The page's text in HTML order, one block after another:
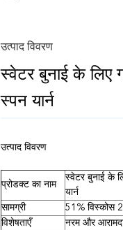
उत्पाद विवरण
स्वेटर बुनाई के लिए
स्पन यार्न
उत्पाद विवरण
प्रोडक्ट का नाम
स्वेटर बुनाई के
यार्न
सामग्री
51% विस्कोस
विशेषताएँ
नरम और